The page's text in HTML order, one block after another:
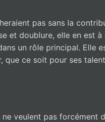
pas sans la
et doublure, elle en est
un rôle principal. Elle
que ce soit pour ses
ne veulent pas forcément